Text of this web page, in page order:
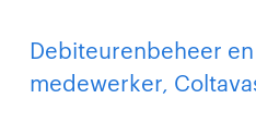
Debiteurenbeheer
medewerker,